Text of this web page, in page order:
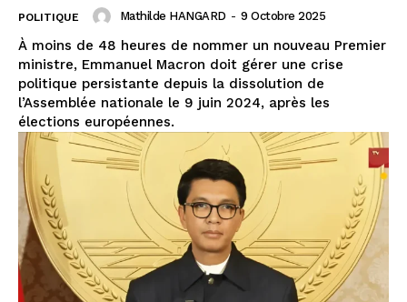
POLITIQUE Mathilde HANGARD - 9 Octobre 2025
À moins de 48 heures de nommer un nouveau Premier
ministre, Emmanuel Macron doit gérer une crise
politique persistante depuis la dissolution de
l’Assemblée nationale le 9 juin 2024, après les
élections européennes.